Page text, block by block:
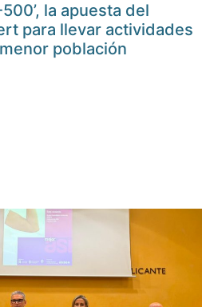
la apuesta del
para llevar actividades
población